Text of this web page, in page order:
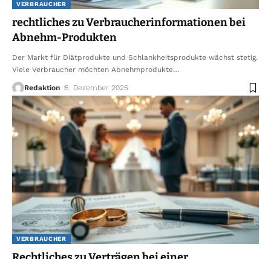
VERBRAUCHER
rechtliches zu Verbraucherinformationen bei
Abnehm-Produkten
Der Markt für Diätprodukte und Schlankheitsprodukte wächst stetig.
Viele Verbraucher möchten Abnehmprodukte…
Redaktion 5. Dezember 2025
VERBRAUCHER